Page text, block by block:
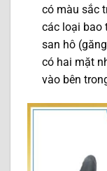
có màu sắc
các loại bao
san hô
có hai mặt
vào bên